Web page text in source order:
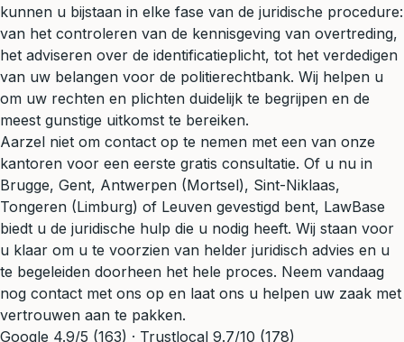
kunnen u bijstaan in elke fase van de juridische procedure:
van het controleren van de kennisgeving van overtreding,
het adviseren over de identificatieplicht, tot het verdedigen
van uw belangen voor de politierechtbank. Wij helpen u
om uw rechten en plichten duidelijk te begrijpen en de
meest gunstige uitkomst te bereiken.
Aarzel niet om contact op te nemen met een van onze
kantoren voor een eerste gratis consultatie. Of u nu in
Brugge, Gent, Antwerpen (Mortsel), Sint-Niklaas,
Tongeren (Limburg) of Leuven gevestigd bent, LawBase
biedt u de juridische hulp die u nodig heeft. Wij staan voor
u klaar om u te voorzien van helder juridisch advies en u
te begeleiden doorheen het hele proces. Neem vandaag
nog contact met ons op en laat ons u helpen uw zaak met
vertrouwen aan te pakken.
Google 4.9/5 (163) · Trustlocal 9.7/10 (178)